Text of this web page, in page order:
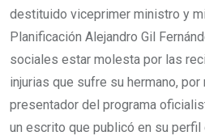
destituido viceprimer ministro y
Planificación Alejandro Gil
sociales estar molesta por las
injurias que sufre su hermano,
presentador del programa
un escrito que publicó en su perfil